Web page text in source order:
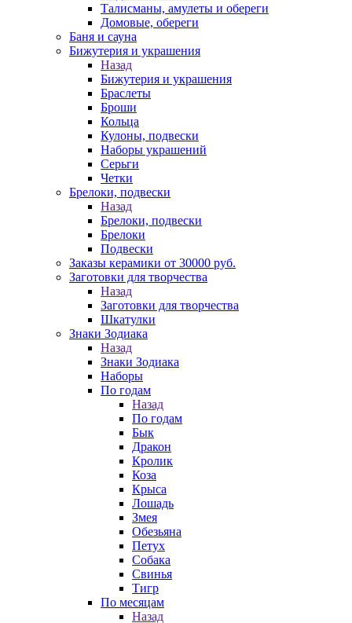
Талисманы, амулеты и обереги
Домовые, обереги
Баня и сауна
Бижутерия и украшения
Назад
Бижутерия и украшения
Браслеты
Броши
Кольца
Кулоны, подвески
Наборы украшений
Серьги
Четки
Брелоки, подвески
Назад
Брелоки, подвески
Брелоки
Подвески
Заказы керамики от 30000 руб.
Заготовки для творчества
Назад
Заготовки для творчества
Шкатулки
Знаки Зодиака
Назад
Знаки Зодиака
Наборы
По годам
Назад
По годам
Бык
Дракон
Кролик
Коза
Крыса
Лошадь
Змея
Обезьяна
Петух
Собака
Свинья
Тигр
По месяцам
Назад